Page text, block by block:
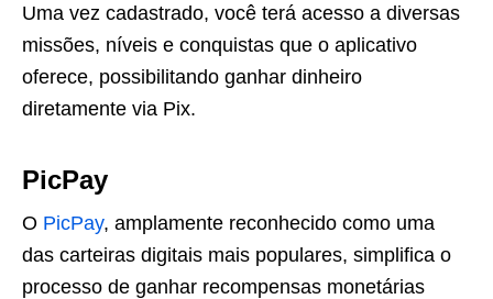
Uma vez cadastrado, você terá acesso a diversas
missões, níveis e conquistas que o aplicativo
oferece, possibilitando ganhar dinheiro
diretamente via Pix.
PicPay
O PicPay, amplamente reconhecido como uma
das carteiras digitais mais populares, simplifica o
processo de ganhar recompensas monetárias